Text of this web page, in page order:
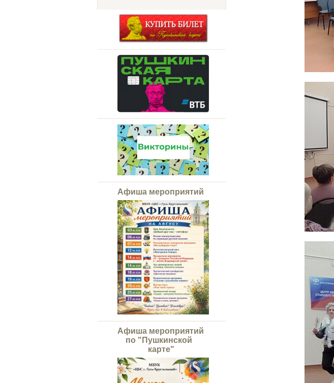
Афиша мероприятий
Афиша мероприятий
по "Пушкинской
карте"